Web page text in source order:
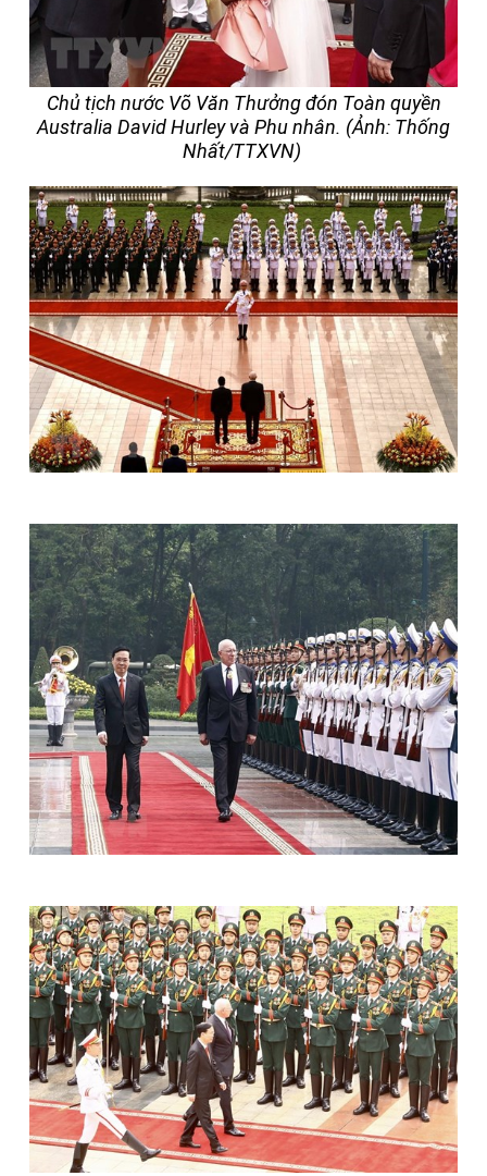
Chủ tịch nước Võ Văn Thưởng đón Toàn quyền
Australia David Hurley và Phu nhân. (Ảnh: Thống
Nhất/TTXVN)